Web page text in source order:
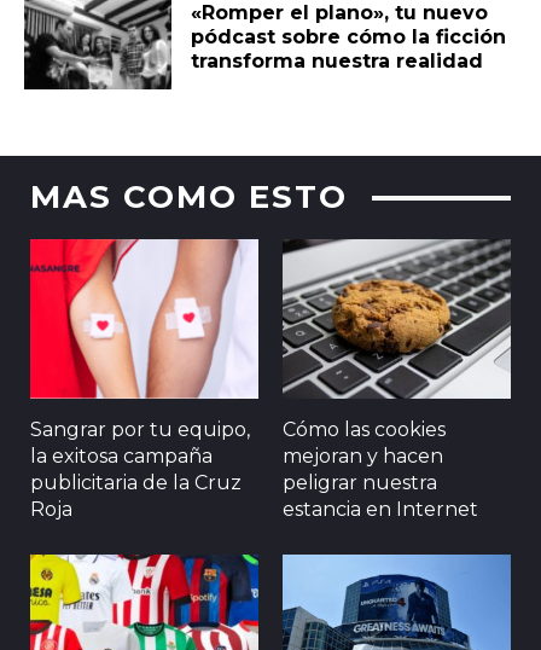
«Romper el plano», tu nuevo
pódcast sobre cómo la ficción
transforma nuestra realidad
MAS COMO ESTO
Sangrar por tu equipo,
la exitosa campaña
publicitaria de la Cruz
Roja
Cómo las cookies
mejoran y hacen
peligrar nuestra
estancia en Internet